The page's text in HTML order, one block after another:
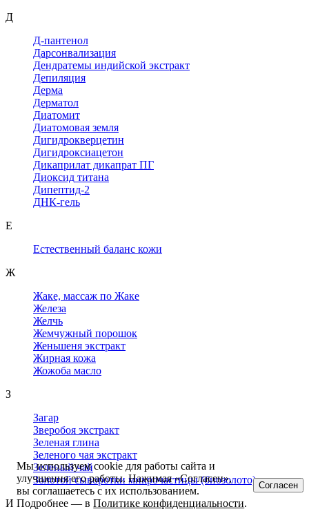
Д
Д-пантенол
Дарсонвализация
Дендратемы индийской экстракт
Депиляция
Дерма
Дерматол
Диатомит
Диатомовая земля
Дигидрокверцетин
Дигидроксиацетон
Дикаприлат дикапрат ПГ
Диоксид титана
Дипептид-2
ДНК-гель
Е
Естественный баланс кожи
Ж
Жаке, массаж по Жаке
Железа
Желчь
Жемчужный порошок
Женьшеня экстракт
Жирная кожа
Жожоба масло
З
Загар
Зверобоя экстракт
Зеленая глина
Зеленого чая экстракт
Зеленый чай
Золотой сыворотки микрочастицы (биозолото)
И
Мы используем cookie для работы сайта и
улучшения его работы. Нажимая «Согласен»,
вы соглашаетесь с их использованием.
Подробнее — вПолитике конфиденциальности.
Согласен